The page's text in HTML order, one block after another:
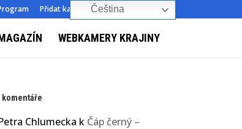
Přidat kameru O nás
WEBKAMERY KRAJINY
komentáře
Chlumecka k Čáp černý –
Čeština‎